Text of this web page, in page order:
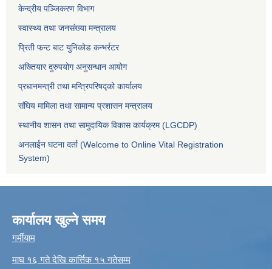
केन्द्रीय पञ्जिकरण विभाग
स्वास्थ्य तथा जनसंख्या मन्त्रालय
प्रिती फन्ट बाट युनिकोड कन्भर्रटर
अख्तियार दुरुपयोग अनुसन्धान आयोग
प्रधानमन्त्री तथा मन्त्रिपरिषद्को कार्यालय
संघिय मामिला तथा सामान्य प्रशासन मन्त्रालय
स्थानीय शासन तथा सामुदायिक विकास कार्यक्रम (LGCDP)
अनलाईन घटना दर्ता (Welcome to Online Vital Registration
System)
कार्यालय खुल्ने समय
गर्मीयाम
माघ १६ गते देखि कार्त्तिक १५ गतेसम्म